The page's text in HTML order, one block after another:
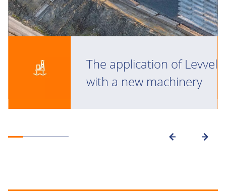
The application of Levvel
with a new machinery